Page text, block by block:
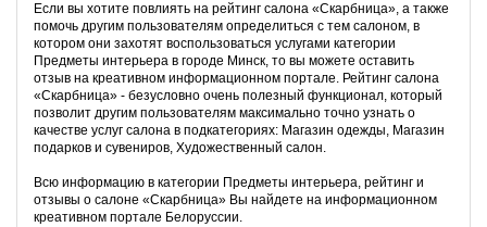
Если вы хотите повлиять на рейтинг салона «Скарбница», а также
помочь другим пользователям определиться с тем салоном, в
котором они захотят воспользоваться услугами категории
Предметы интерьера в городе Минск, то вы можете оставить
отзыв на креативном информационном портале. Рейтинг салона
«Скарбница» - безусловно очень полезный функционал, который
позволит другим пользователям максимально точно узнать о
качестве услуг салона в подкатегориях: Магазин одежды, Магазин
подарков и сувениров, Художественный салон.
Всю информацию в категории Предметы интерьера, рейтинг и
отзывы о салоне «Скарбница» Вы найдете на информационном
креативном портале Белоруссии.